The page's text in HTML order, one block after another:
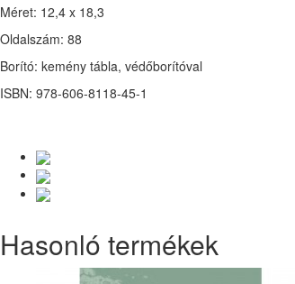
Méret: 12,4 x 18,3
Oldalszám: 88
Borító: kemény tábla, védőborítóval
ISBN: 978-606-8118-45-1
Hasonló termékek